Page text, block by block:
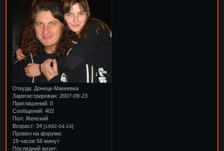
Откуда: Донецк-Макеевка
Зарегистрирован: 2007-09-23
Приглашений: 0
Сообщений: 402
Пол: Женский
Возраст: 34[1992-04-24]
Провел на форуме:
19 часов 56 минут
Последний визит: